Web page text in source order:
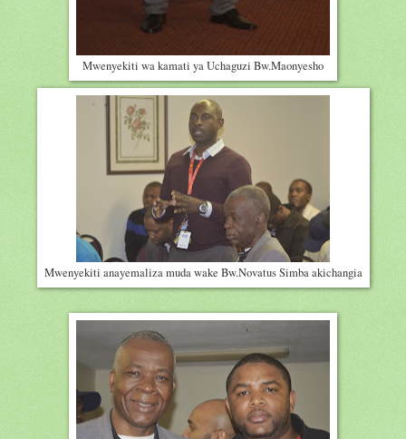
Mwenyekiti wa kamati ya Uchaguzi Bw.Maonyesho
Mwenyekiti anayemaliza muda wake Bw.Novatus Simba akichangia